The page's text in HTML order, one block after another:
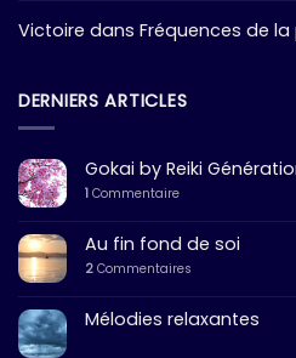
Victoire dans Fréquences de la
DERNIERS ARTICLES
Gokai by Reiki
1 Commentaire
Au fin fond de soi
2 Commentaires
Mélodies relaxantes